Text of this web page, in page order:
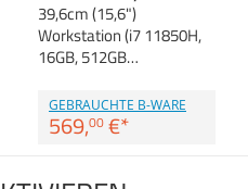
39,6cm (15,6")
Workstation (i7 11850H,
16GB, 512GB…
GEBRAUCHTE B-WARE
569,00 €*